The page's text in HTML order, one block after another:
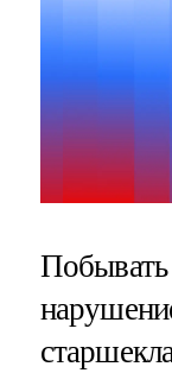
Побывать